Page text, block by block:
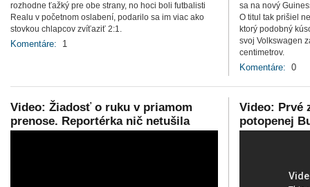
rozhodne ťažký pre obe strany, no hoci boli futbalisti
Realu v početnom oslabení, podarilo sa im viac ako
stovkou chlapcov zvíťaziť 2:1.
Komentáre: 1
sa na nový
O titul tak prišiel
ktorý podobný
svoj Volkswagen
centimetrov.
Komentáre: 0
Video: Žiadosť o ruku v priamom
prenose. Reportérka nič netušila
Video: Prvé
potopenej